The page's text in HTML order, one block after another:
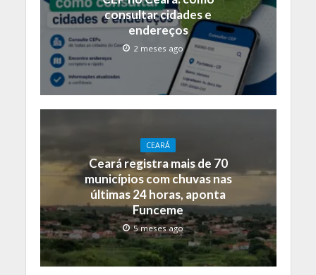
consultar cidades e
endereços
2 meses ago
CEARÁ
Ceará registra mais de 70
municípios com chuvas nas
últimas 24 horas, aponta
Funceme
5 meses ago